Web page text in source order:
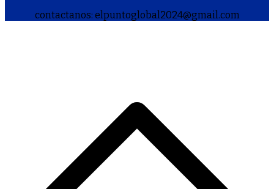
contactanos: elpuntoglobal2024@gmail.com